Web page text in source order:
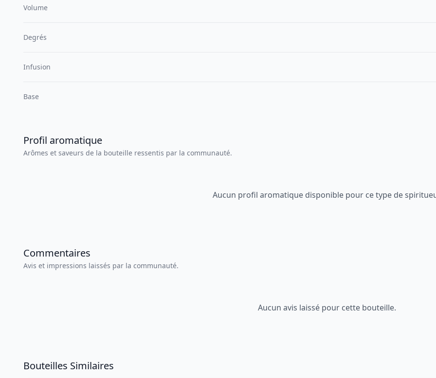
Volume
Degrés
Infusion
Base
Profil aromatique
Arômes et saveurs de la bouteille ressentis par la communauté.
Aucun profil aromatique disponible pour ce type de
Commentaires
Avis et impressions laissés par la communauté.
Aucun avis laissé pour cette bouteille.
Bouteilles Similaires